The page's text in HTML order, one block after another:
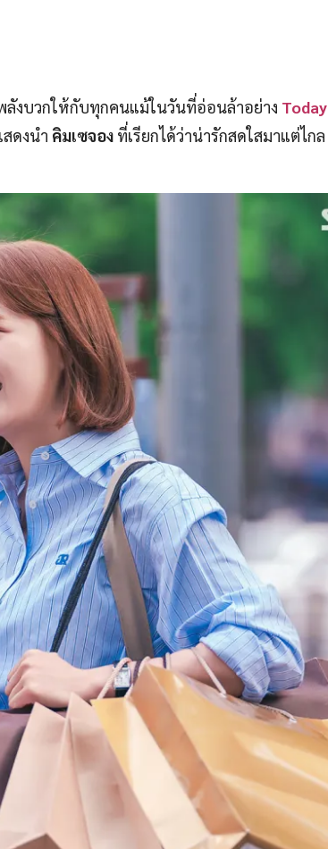
งบวกให้กับทุกคนแม้ในวันที่อ่อนล้าอย่าง
ดงนำ คิมเซจอง ที่เรียกได้ว่าน่ารักสดใสมาแต่ไก